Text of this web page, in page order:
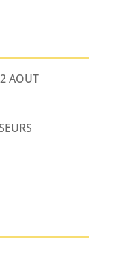
AOUT